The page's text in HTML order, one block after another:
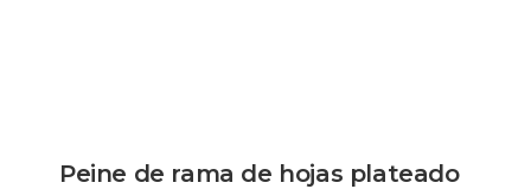
Peine de rama de hojas plateado